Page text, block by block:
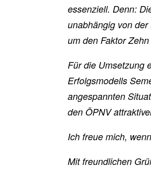
essenziell. Denn:
unabhängig von
um den Faktor
Für die Umsetzung
Erfolgsmodells
angespannten
den ÖPNV
Ich freue mich,
Mit freundlichen